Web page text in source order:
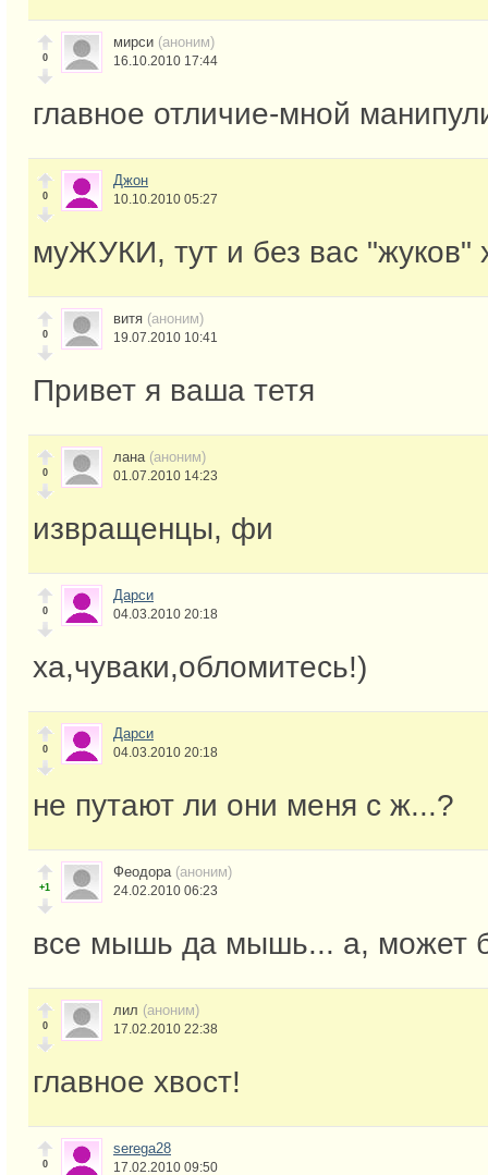
0
мирси (аноним)
16.10.2010 17:44
главное отличие-мной
0
Джон
10.10.2010 05:27
муЖУКИ, тут и без вас "жуков"
0
витя (аноним)
19.07.2010 10:41
Привет я ваша тетя
0
лана (аноним)
01.07.2010 14:23
извращенцы, фи
0
Дарси
04.03.2010 20:18
ха,чуваки,обломитесь!)
0
Дарси
04.03.2010 20:18
не путают ли они меня с ж...?
+1
Феодора (аноним)
24.02.2010 06:23
все мышь да мышь... а, может
0
лил (аноним)
17.02.2010 22:38
главное хвост!
0
serega28
17.02.2010 09:50